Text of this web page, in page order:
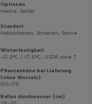
Optionen
Hecke, Solitär
Standort
Halbschatten, Schatten, Sonne
Winterfestigkeit
-12,2°C / -17,8°C, USDA zone 7
Pflanzenhöhe bei Lieferung
(ohne Wurzeln)
150-175
Ballen durchmesser (cm)